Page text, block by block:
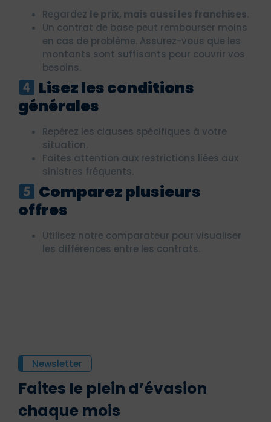
Regardez le prix, mais aussi les franchises.
Un contrat de base peut rembourser moins
en cas de problème. Assurez-vous que les
montants sont suffisants pour couvrir vos
besoins.
Lisez les conditions
générales
Repérez les clauses spécifiques à votre
situation.
Faites attention aux restrictions liées aux
sinistres fréquents.
Comparez plusieurs
offres
Utilisez notre comparateur pour visualiser
les différences entre les contrats.
Newsletter
Faites le plein d’évasion
chaque mois